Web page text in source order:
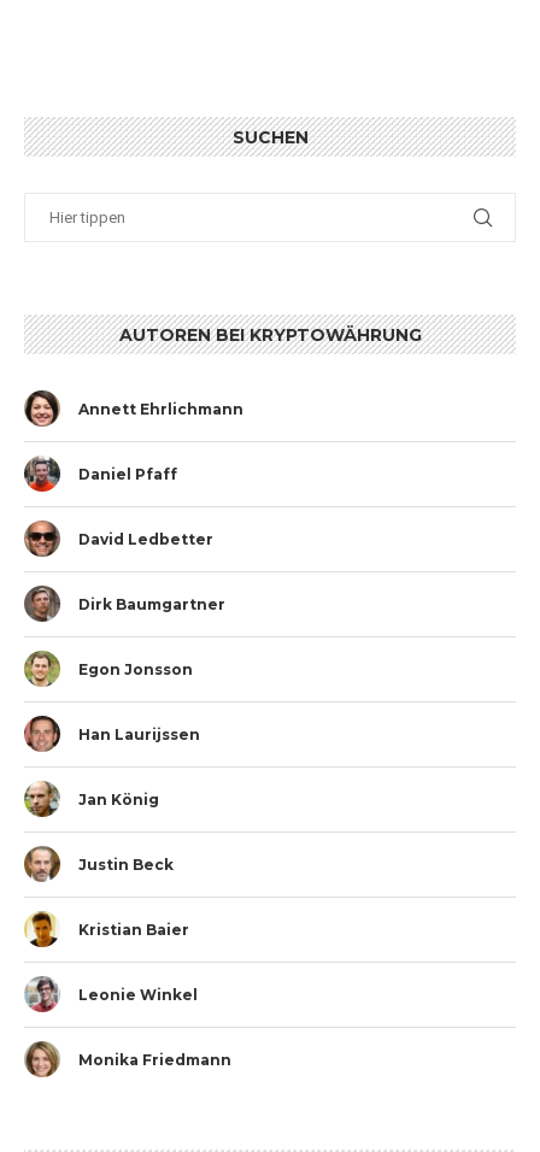
SUCHEN
AUTOREN BEI KRYPTOWÄHRUNG
Annett Ehrlichmann
Daniel Pfaff
David Ledbetter
Dirk Baumgartner
Egon Jonsson
Han Laurijssen
Jan König
Justin Beck
Kristian Baier
Leonie Winkel
Monika Friedmann